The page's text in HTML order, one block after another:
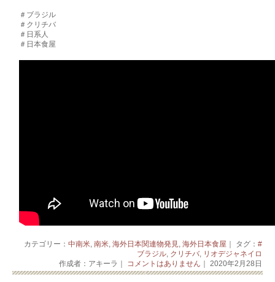
＃ブラジル
＃クリチバ
＃日系人
＃日本食屋
カテゴリー： 中南米, 南米, 海外日本関連物発見 海外日本食屋 ｜ タグ： #
ブラジル, クリチバ, リオデジャネイロ
作成者：アキーラ｜
コメントはありません ｜ 2020年2月28日